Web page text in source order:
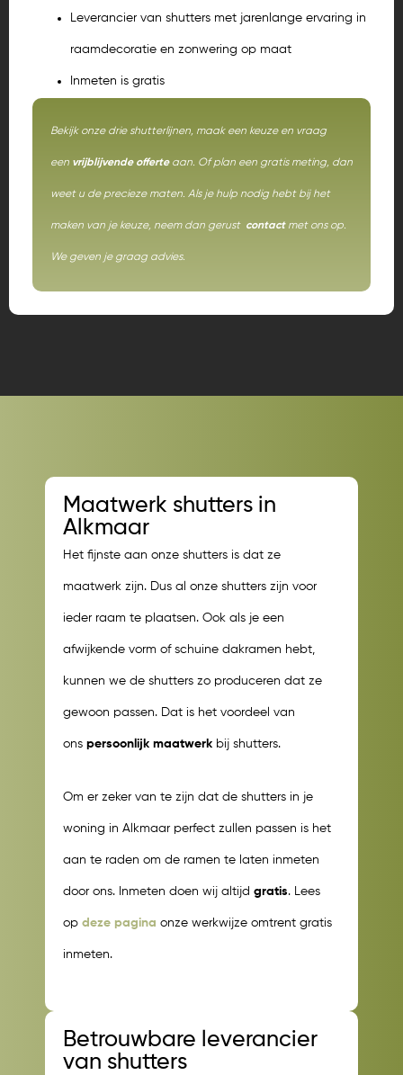
Leverancier van shutters met jarenlange ervaring in
raamdecoratie en zonwering op maat
Inmeten is gratis
Bekijk onze drie shutterlijnen, maak een keuze en vraag
een vrijblijvende offerteaan. Of plan een gratis meting, dan
weet u de precieze maten. Als je hulp nodig hebt bij het
maken van je keuze, neem dan gerust contactmet ons op.
We geven je graag advies.
Maatwerk shutters in
Alkmaar
Het fijnste aan onze shutters is dat ze
maatwerk zijn. Dus al onze shutters zijn voor
ieder raam te plaatsen. Ook als je een
afwijkende vorm of schuine dakramen hebt,
kunnen we de shutters zo produceren dat ze
gewoon passen. Dat is het voordeel van
ons persoonlijk maatwerk bij shutters.
Om er zeker van te zijn dat de shutters in je
woning in Alkmaar perfect zullen passen is het
aan te raden om de ramen te laten inmeten
door ons. Inmeten doen wij altijd gratis. Lees
op deze pagina onze werkwijze omtrent gratis
inmeten.
Betrouwbare leverancier
van shutters